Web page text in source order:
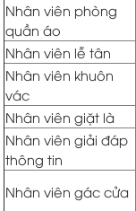
Nhân viên phòng
quần áo
Nhân viên lễ tân
Nhân viên khuôn
vác
Nhân viên giặt là
Nhân viên giải đáp
thông tin
Nhân viên gác cửa